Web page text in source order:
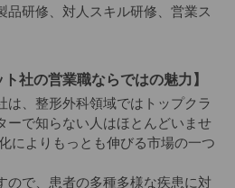
品研修、対人スキル研修、営業ス
社の営業職ならではの魅力】
は、整形外科領域ではトップクラ
ーで知らない人はほとんどいませ
によりもっとも伸びる市場の一つ
ので、患者の多種多様な疾患に対